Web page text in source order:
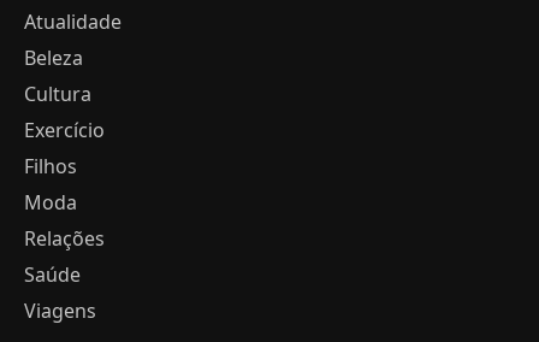
Atualidade
Beleza
Cultura
Exercício
Filhos
Moda
Relações
Saúde
Viagens